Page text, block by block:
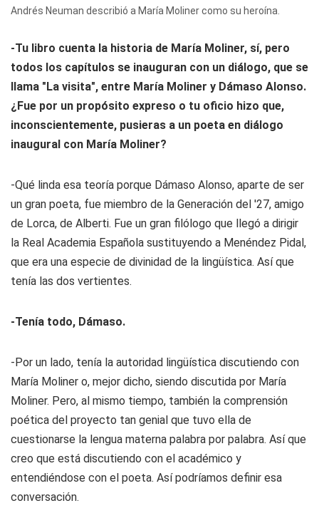
Andrés Neuman describió a María Moliner como su heroína.
-Tu libro cuenta la historia de María Moliner, sí, pero
todos los capítulos se inauguran con un diálogo, que se
llama "La visita", entre María Moliner y Dámaso Alonso.
¿Fue por un propósito expreso o tu oficio hizo que,
inconscientemente, pusieras a un poeta en diálogo
inaugural con María Moliner?
-Qué linda esa teoría porque Dámaso Alonso, aparte de ser
un gran poeta, fue miembro de la Generación del '27, amigo
de Lorca, de Alberti. Fue un gran filólogo que llegó a dirigir
la Real Academia Española sustituyendo a Menéndez Pidal,
que era una especie de divinidad de la lingüística. Así que
tenía las dos vertientes.
-Tenía todo, Dámaso.
-Por un lado, tenía la autoridad lingüística discutiendo con
María Moliner o, mejor dicho, siendo discutida por María
Moliner. Pero, al mismo tiempo, también la comprensión
poética del proyecto tan genial que tuvo ella de
cuestionarse la lengua materna palabra por palabra. Así que
creo que está discutiendo con el académico y
entendiéndose con el poeta. Así podríamos definir esa
conversación.